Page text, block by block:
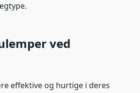
ved
effektive og hurtige i deres